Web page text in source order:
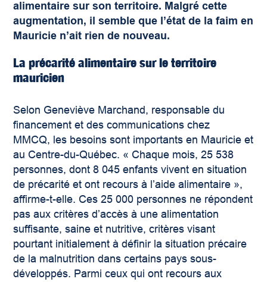
alimentaire sur son territoire. Malgré cette
augmentation, il semble que l’état de la faim en
Mauricie n’ait rien de nouveau.
La précarité alimentaire sur le territoire
mauricien
Selon Geneviève Marchand, responsable du
financement et des communications chez
MMCQ, les besoins sont importants en Mauricie et
au Centre-du-Québec. « Chaque mois, 25 538
personnes, dont 8 045 enfants vivent en situation
de précarité et ont recours à l’aide alimentaire »,
affirme-t-elle. Ces 25 000 personnes ne répondent
pas aux critères d’accès à une alimentation
suffisante, saine et nutritive, critères visant
pourtant initialement à définir la situation précaire
de la malnutrition dans certains pays sous-
développés. Parmi ceux qui ont recours aux